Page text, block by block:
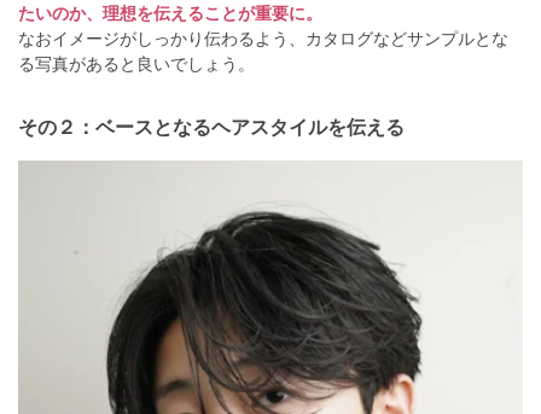
たいのか、理想を伝えることが重要に。
なおイメージがしっかり伝わるよう、カタログなどサンプルとな
る写真があると良いでしょう。
その２：ベースとなるヘアスタイルを伝える